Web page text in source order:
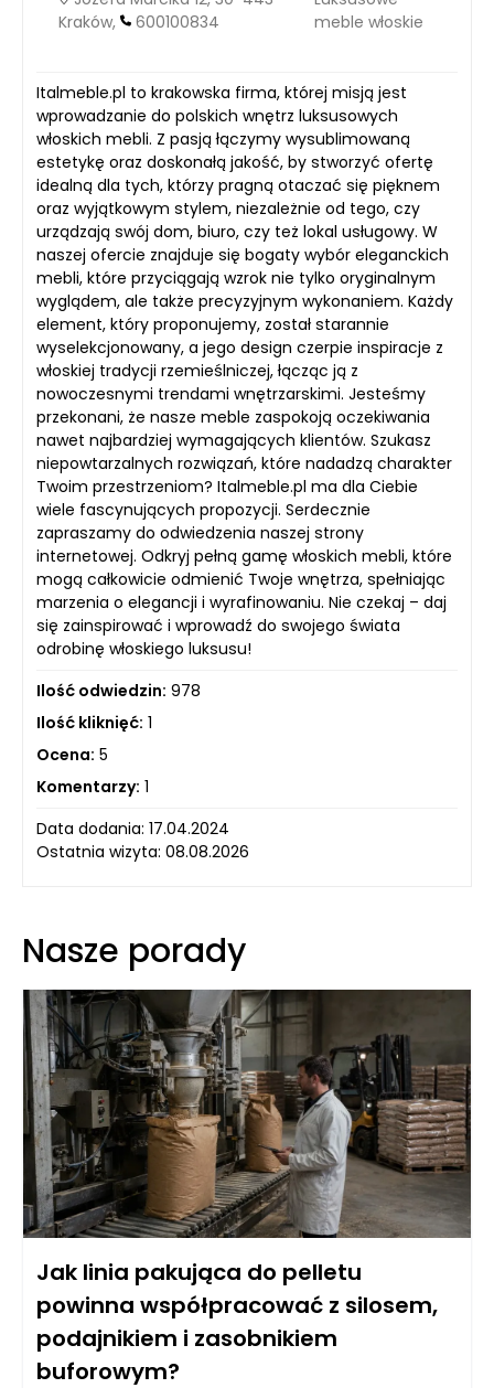
Kraków,
600100834
meble włoskie
Italmeble.pl to krakowska firma, której misją jest
wprowadzanie do polskich wnętrz luksusowych
włoskich mebli. Z pasją łączymy wysublimowaną
estetykę oraz doskonałą jakość, by stworzyć ofertę
idealną dla tych, którzy pragną otaczać się pięknem
oraz wyjątkowym stylem, niezależnie od tego, czy
urządzają swój dom, biuro, czy też lokal usługowy. W
naszej ofercie znajduje się bogaty wybór eleganckich
mebli, które przyciągają wzrok nie tylko oryginalnym
wyglądem, ale także precyzyjnym wykonaniem. Każdy
element, który proponujemy, został starannie
wyselekcjonowany, a jego design czerpie inspiracje z
włoskiej tradycji rzemieślniczej, łącząc ją z
nowoczesnymi trendami wnętrzarskimi. Jesteśmy
przekonani, że nasze meble zaspokoją oczekiwania
nawet najbardziej wymagających klientów. Szukasz
niepowtarzalnych rozwiązań, które nadadzą charakter
Twoim przestrzeniom? Italmeble.pl ma dla Ciebie
wiele fascynujących propozycji. Serdecznie
zapraszamy do odwiedzenia naszej strony
internetowej. Odkryj pełną gamę włoskich mebli, które
mogą całkowicie odmienić Twoje wnętrza, spełniając
marzenia o elegancji i wyrafinowaniu. Nie czekaj – daj
się zainspirować i wprowadź do swojego świata
odrobinę włoskiego luksusu!
Ilość odwiedzin: 978
Ilość kliknięć: 1
Ocena: 5
Komentarzy: 1
Data dodania: 17.04.2024
Ostatnia wizyta: 08.08.2026
Nasze porady
Jak linia pakująca do pelletu
powinna współpracować z silosem,
podajnikiem i zasobnikiem
buforowym?